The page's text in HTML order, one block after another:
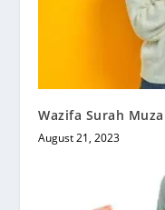
Wazifa Surah
August 21, 2023